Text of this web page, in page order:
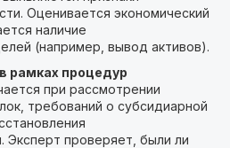
Оценивается экономический
наличие
(например, вывод активов).
рамках процедур
при рассмотрении
требований о субсидиарной
Эксперт проверяет, были ли